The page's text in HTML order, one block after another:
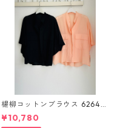
楊柳コットンブラウス 62646
4 PASSIONE
¥10,780